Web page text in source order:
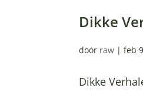
Dikke
door raw |feb
Dikke